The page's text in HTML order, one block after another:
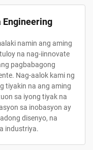
Engineering
namin ang aming
na nag-iinnovate
pagbabagong
Nag-aalok kami ng
tiyakin na ang aming
sa iyong tiyak na
sa inobasyon ay
disenyo, na
industriya.